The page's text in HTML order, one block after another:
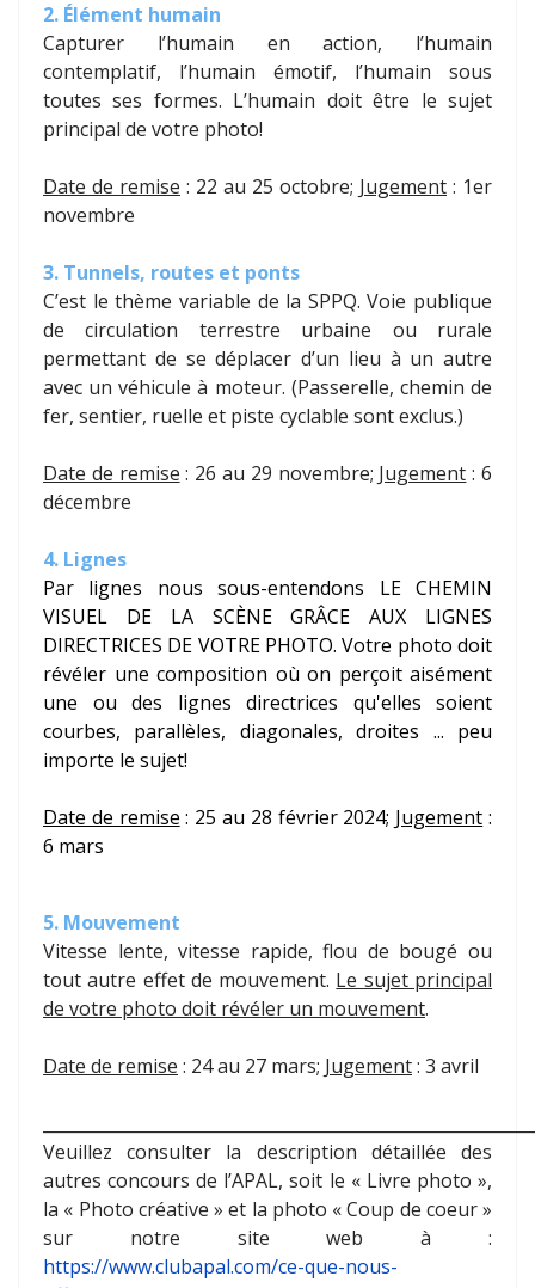
2. Élément humain
Capturer l’humain en action, l’humain
contemplatif, l’humain émotif, l’humain sous
toutes ses formes. L’humain doit être le sujet
principal de votre photo!
Date de remise : 22 au 25 octobre; Jugement : 1er
novembre
3. Tunnels, routes et ponts
C’est le thème variable de la SPPQ. Voie publique
de circulation terrestre urbaine ou rurale
permettant de se déplacer d’un lieu à un autre
avec un véhicule à moteur. (Passerelle, chemin de
fer, sentier, ruelle et piste cyclable sont exclus.)
Date de remise : 26 au 29 novembre; Jugement : 6
décembre
4. Lignes
Par lignes nous sous-entendons LE CHEMIN
VISUEL DE LA SCÈNE GRÂCE AUX LIGNES
DIRECTRICES DE VOTRE PHOTO. Votre photo doit
révéler une composition où on perçoit aisément
une ou des lignes directrices qu'elles soient
courbes, parallèles, diagonales, droites ... peu
importe le sujet!
Date de remise : 25 au 28 février 2024; Jugement :
6 mars
5. Mouvement
Vitesse lente, vitesse rapide, flou de bougé ou
tout autre effet de mouvement. Le sujet principal
de votre photo doit révéler un mouvement.
Date de remise : 24 au 27 mars; Jugement: 3 avril
Veuillez consulter la description détaillée des
autres concours de l’APAL, soit le « Livre photo »,
la « Photo créative » et la photo « Coup de coeur »
sur notre site web à :
https://www.clubapal.com/ce-que-nous-